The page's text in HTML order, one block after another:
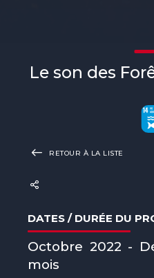
Le son des
RETOUR À LA LISTE
DATES / DURÉE DU
Octobre 2022 -
mois